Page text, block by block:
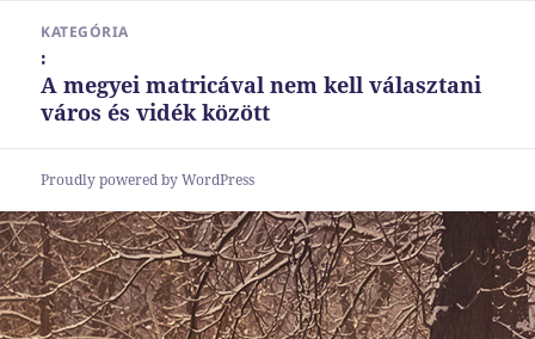
navigációKATEGÓRIA
:
A megyei matricával nem kell választani
város és vidék között
Proudly powered by WordPress